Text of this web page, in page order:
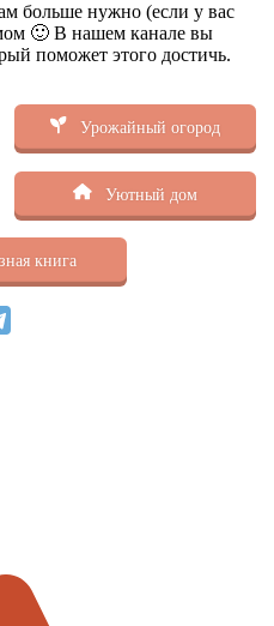
больше нужно (если у вас
🙂 В нашем канале вы
поможет этого достичь.
Урожайный огород
Уютный дом
книга